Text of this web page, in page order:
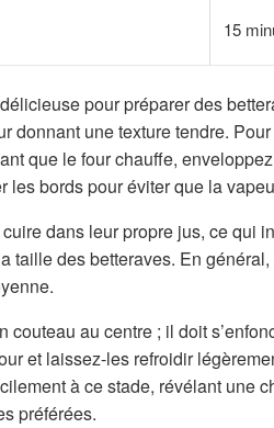
15
pour préparer des
donnant une texture tendre.
que le four chauffe,
bords pour éviter que la
dans leur propre jus, ce qui
taille des betteraves. En
au centre ; il doit
et laissez-les refroidir
à ce stade, révélant une
préférées.